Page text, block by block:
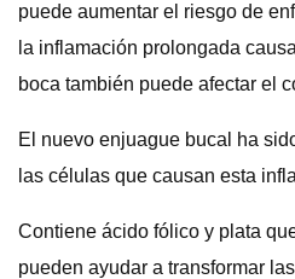
puede aumentar el riesgo de
la inflamación prolongada
boca también puede afectar el
El nuevo enjuague bucal ha
las células que causan esta
Contiene ácido fólico y plata
pueden ayudar a transformar